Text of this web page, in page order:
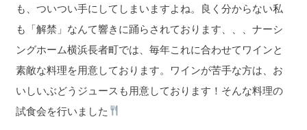
も、ついつい手にしてしまいますよね。良く分からない私
も「解禁」なんて響きに踊らされております、、、ナーシ
ングホーム横浜長者町では、毎年これに合わせてワインと
素敵な料理を用意しております。ワインが苦手な方は、お
いしいぶどうジュースも用意しております！そんな料理の
試食会を行いました